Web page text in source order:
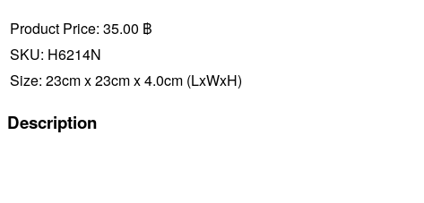
Product Price: 35.00 ฿
SKU: H6214N
Size: 23cm x 23cm x 4.0cm (LxWxH)
Description